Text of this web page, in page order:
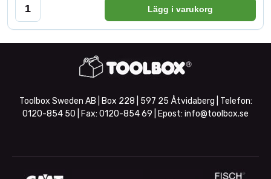
Lägg i varukorg
Toolbox Sweden AB | Box 228 | 597 25 Åtvidaberg | Telefon:
0120-854 50 | Fax: 0120-854 69 | Epost: info@toolbox.se